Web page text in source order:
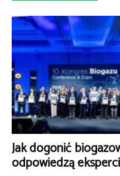
Jak dogonić
odpowiedzą